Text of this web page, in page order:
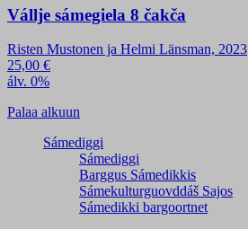
Vállje sámegiela 8 čakča
Risten Mustonen ja Helmi Länsman, 2023
25,00 €
álv. 0%
Palaa alkuun
Sámediggi
Sámediggi
Barggus Sámedikkis
Sámekulturguovddáš Sajos
Sámedikki bargoortnet